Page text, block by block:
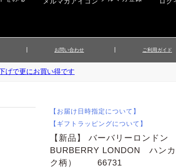
ス
▲傘／日傘
お問い合わせ ご利用ガイド
げで更にお買い得です
【お届け日時指定について】
【ギフトラッピングについて】
【新品】 バーバリーロンドン
BURBERRY LONDON ハンカ
ク柄） 66731